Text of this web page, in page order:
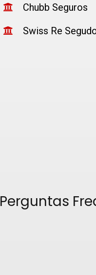
Chubb Seguros
Swiss Re
Perguntas